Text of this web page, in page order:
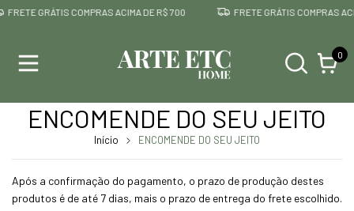
COMPRAS ACIMA DE R$ 700 FRETE GRÁTIS COMPRAS ACIMA DE
0
ENCOMENDE DO SEU JEITO
Início ENCOMENDE DO SEU JEITO
Após a confirmação do pagamento, o prazo de produção destes
produtos é de até 7 dias, mais o prazo de entrega do frete escolhido.